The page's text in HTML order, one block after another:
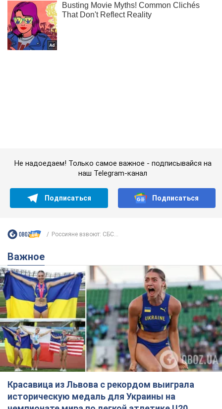
Важное
Красавица из Львова с рекордом выиграла
историческую медаль для Украины на
чемпионате мира по легкой атлетике U20.
Видео
Наша соотечественница блестяще выступила в Орегоне
8 часов назад 38,0 т.
Александру Пономареву – 53: что
известно о трех детях секс-
символа 90-х и как они выглядят